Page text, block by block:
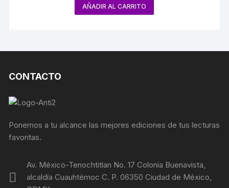
AÑADIR AL CARRITO
CONTACTO
Ponemos a tu alcance las mejores ediciones de tus lecturas
favoritas.
Av. México-Tenochtitlan No. 17 Colonia Buenavista,
alcaldía Cuauhtémoc C. P. 06350 Ciudad de México,